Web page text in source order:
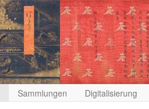
Sammlungen Digitalisierung